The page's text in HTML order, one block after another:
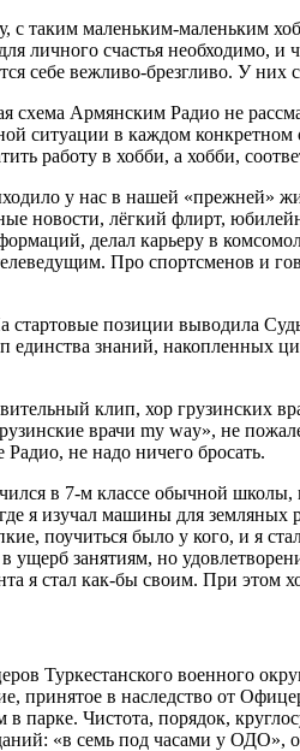
с таким маленьким-маленьким
личного счастья необходимо,
себе вежливо-брезгливо. У
схема Армянским Радио не
ситуации в каждом конкретном
работу в хобби, а хобби,
у нас в нашей «прежней»
новости, лёгкий флирт,
делал карьеру в
Про спортсменов и
стартовые позиции выводила
знаний, накопленных
клип, хор грузинских
врачи my way», не
не надо ничего бросать.
в 7-м классе обычной
я изучал машины для земляных
поучиться было у кого, и я
в ущерб занятиям, но
я стал как-бы своим. При этом
Туркестанского военного
принятое в наследство от
в парке. Чистота, порядок,
«в семь под часами у ОДО»,